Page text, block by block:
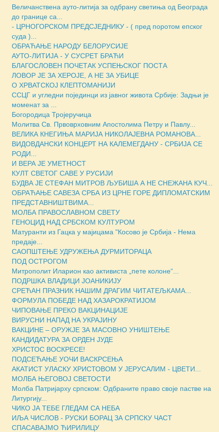
Величанствена ауто-литија за одбрану светиња од Београда
до границе са...
- ЦРНОГОРСКОМ ПРЕДСЈЕДНИКУ - ( пред поротом епског
суда )...
ОБРАЋАЊЕ НАРОДУ БЕЛОРУСИЈЕ
АУТО-ЛИТИЈА - У СУСРЕТ БРАЋИ
БЛАГОСЛОВЕН ПОЧЕТАК УСПЕЊСКОГ ПОСТА
ЛОВОР ЈЕ ЗА ХЕРОЈЕ, А НЕ ЗА УБИЦЕ
О ХРВАТСКОЈ КЛЕПТОМАНИЈИ
ССЦГ и угледни појединци из јавног живота Србије: Задњи је
моменат за ...
Богородица Тројеручица
Молитва Св. Првоврховним Апостолима Петру и Павлу...
ВЕЛИКА КНЕГИЊА МАРИЈА НИКОЛАЈЕВНА РОМАНОВА...
ВИДОВДАНСКИ КОНЦЕРТ НА КАЛЕМЕГДАНУ - СРБИЈА СЕ
РОДИ...
И ВЕРА ЈЕ УМЕТНОСТ
КУЛТ СВЕТОГ САВЕ У РУСИЈИ
БУДВА ЈЕ СТЕФАН МИТРОВ ЉУБИША А НЕ СНЕЖАНА КУЧ...
ОБРАЋАЊЕ САВЕЗА СРБА ИЗ ЦРНЕ ГОРЕ ДИПЛОМАТСКИМ
ПРЕДСТАВНИШТВИМА...
МОЛБА ПРАВОСЛАВНОМ СВЕТУ
ГЕНОЦИД НАД СРБСКОМ КУЛТУРОМ
Матуранти из Гацка у мајицама "Косово је Србија - Нема
предаје...
САОПШТЕЊЕ УДРУЖЕЊА ДУРМИТОРАЦА
ПОД ОСТРОГОМ
Митрополит Иларион као активиста „пете колоне“...
ПОДРШКА ВЛАДИЦИ ЈОАНИКИЈУ
СРЕЋАН ПРАЗНИК НАШИМ ДРАГИМ ЧИТАТЕЉКАМА...
ФОРМУЛА ПОБЕДЕ НАД ХАЗАРОКРАТИЈОМ
ЧИПОВАЊЕ ПРЕКО ВАКЦИНАЦИЈЕ
ВИРУСНИ НАПАД НА УКРАЈИНУ
ВАКЦИНЕ – ОРУЖЈЕ ЗА МАСOВНО УНИШТЕЊЕ
КАНДИДАТУРА ЗА ОРДЕН ЈУДЕ
ХРИСТОС ВОСКРЕСЕ!
ПОДСЕЋАЊЕ УОЧИ ВАСКРСЕЊА
АКАТИСТ УЛАСКУ ХРИСТОВОМ У ЈЕРУСАЛИМ - ЦВЕТИ...
МОЛБА ЊЕГОВОЈ СВЕТОСТИ
Молба Патријарху српском: Одбраните право своје пастве на
Литургију...
ЧИКО ЈА ТЕБЕ ГЛЕДАМ СА НЕБА
ИЉА ЧИСЛОВ - РУСКИ БОРАЦ ЗА СРПСКУ ЧАСТ
СПАСАВАЈМО ЋИРИЛИЦУ